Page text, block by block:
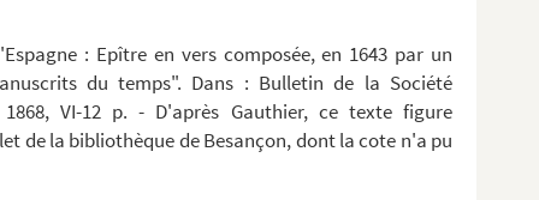
: Epître en vers composée, en 1643 par un
du temps". Dans : Bulletin de la Société
VI-12 p. - D'après Gauthier, ce texte figure
de la bibliothèque de Besançon, dont la cote n'a pu